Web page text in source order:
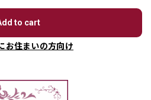
to cart
お住まいの方向け